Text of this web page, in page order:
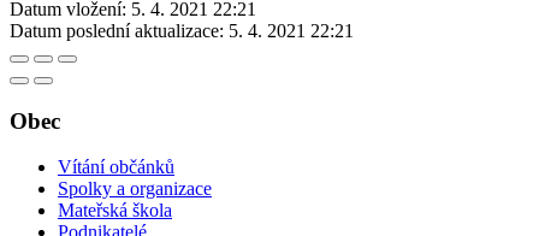
Datum vložení: 5. 4. 2021 22:21
Datum poslední aktualizace: 5. 4. 2021 22:21
Obec
Vítání občánků
Spolky a organizace
Mateřská škola